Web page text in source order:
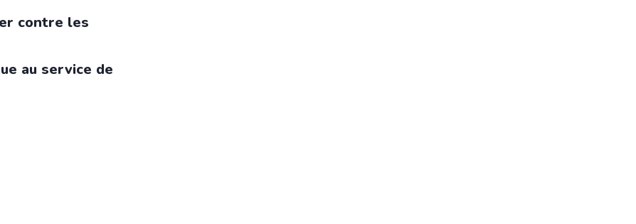
contre les
au service de